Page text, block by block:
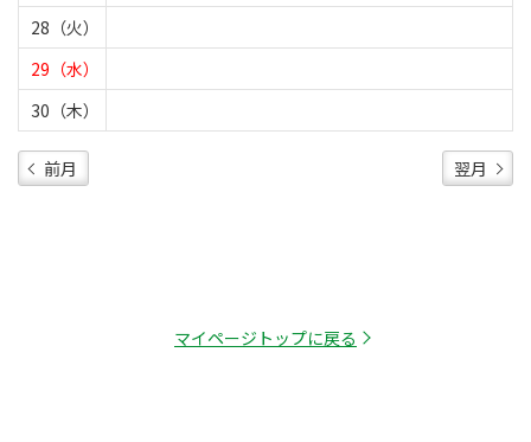
28（火）
29（水）
30（木）
前月 翌月
マイページトップに戻る